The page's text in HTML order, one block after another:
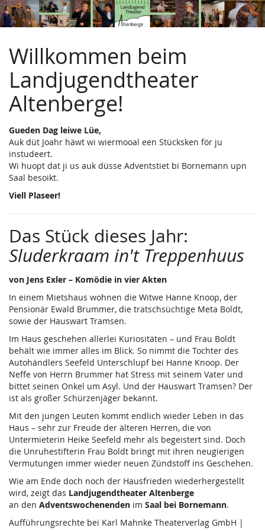
Zum
Haupt-
springen
Landjugendtheater
Altenberge
e.V.
Willkommen beim
Landjugendtheater
Altenberge!
Gueden Dag leiwe Lüe,
Auk düt Joahr häwt wi wiermooal een Stücksken för ju
instudeert.
Wi huopt dat ji us auk düsse Adventstiet bi Bornemann upn
Saal besoikt.
Viell Plaseer!
Das Stück dieses Jahr:
Sluderkraam in't Treppenhuus
von Jens Exler – Komödie in vier Akten
In einem Mietshaus wohnen die Witwe Hanne Knoop, der
Pensionär Ewald Brummer, die tratschsüchtige Meta Boldt,
sowie der Hauswart Tramsen.
Im Haus geschehen allerlei Kuriositäten – und Frau Boldt
behält wie immer alles im Blick. So nimmt die Tochter des
Autohändlers Seefeld Unterschlupf bei Hanne Knoop. Der
Neffe von Herrn Brummer hat Stress mit seinem Vater und
bittet seinen Onkel um Asyl. Und der Hauswart Tramsen? Der
ist als großer Schürzenjäger bekannt.
Mit den jungen Leuten kommt endlich wieder Leben in das
Haus – sehr zur Freude der älteren Herren, die von
Untermieterin Heike Seefeld mehr als begeistert sind. Doch
die Unruhestifterin Frau Boldt bringt mit ihren neugierigen
Vermutungen immer wieder neuen Zündstoff ins Geschehen.
Wie am Ende doch noch der Hausfrieden wiederhergestellt
wird, zeigt das Landjugendtheater Altenberge
an den Adventswochenenden im Saal bei Bornemann.
Aufführungsrechte bei Karl Mahnke Theaterverlag GmbH |